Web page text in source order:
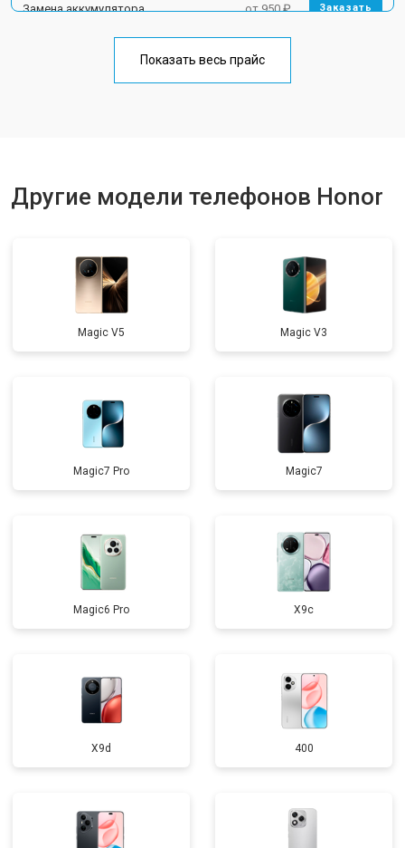
Замена аккумулятора от 950 ₽ Заказать
Ремонт цепи питания от 3200 ₽
Показать весь прайс
Другие модели телефонов Honor
Magic V5 Magic V3
Magic7 Pro Magic7
Magic6 Pro X9c
X9d 400